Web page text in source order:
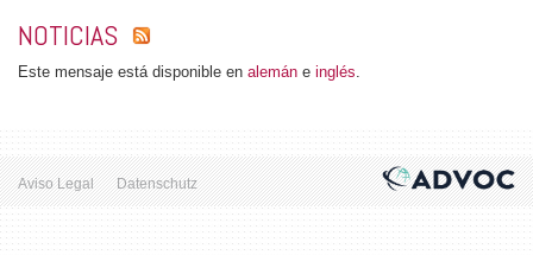
NOTICIAS
Este mensaje está disponible en alemán e inglés.
Aviso Legal Datenschutz